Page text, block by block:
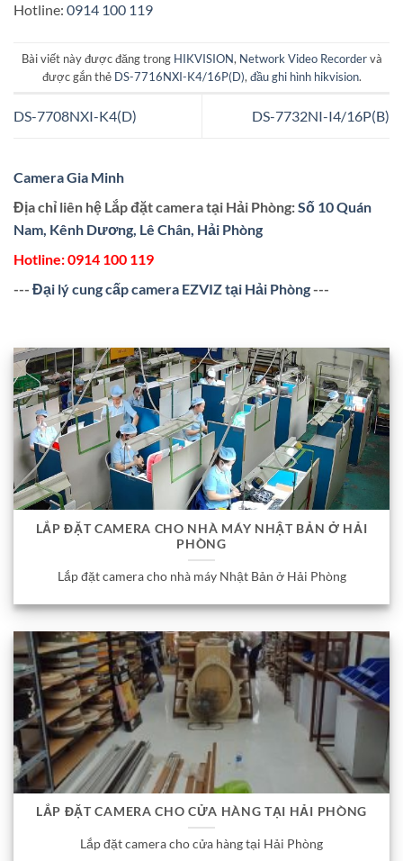
Hotline: 0914 100 119
Bài viết này được đăng trong HIKVISION, Network Video Recordervà
được gắn thẻ DS-7716NXI-K4/16P(D), đầu ghi hình hikvision.
DS-7708NXI-K4(D) DS-7732NI-I4/16P(B)
Camera Gia Minh
Địa chỉ liên hệ Lắp đặt camera tại Hải Phòng:Số 10 Quán
Nam, Kênh Dương, Lê Chân, Hải Phòng
Hotline:0914 100 119
--- Đại lý cung cấp camera EZVIZ tại Hải Phòng---
LẮP ĐẶT CAMERA CHO NHÀ MÁY NHẬT BẢN Ở HẢI
PHÒNG
Lắp đặt camera cho nhà máy Nhật Bản ở Hải Phòng
LẮP ĐẶT CAMERA CHO CỬA HÀNG TẠI HẢI PHÒNG
Lắp đặt camera cho cửa hàng tại Hải Phòng